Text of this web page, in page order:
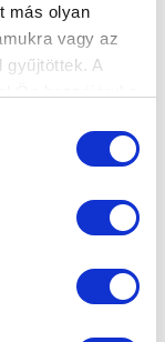
más olyan
vagy az
gyűjtöttek. A